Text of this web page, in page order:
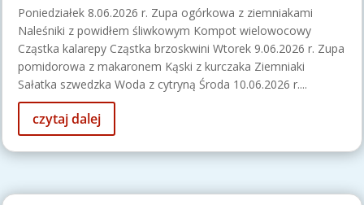
Poniedziałek 8.06.2026 r. Zupa ogórkowa z ziemniakami
Naleśniki z powidłem śliwkowym Kompot wielowocowy
Cząstka kalarepy Cząstka brzoskwini Wtorek 9.06.2026 r. Zupa
pomidorowa z makaronem Kąski z kurczaka Ziemniaki
Sałatka szwedzka Woda z cytryną Środa 10.06.2026 r....
czytaj dalej